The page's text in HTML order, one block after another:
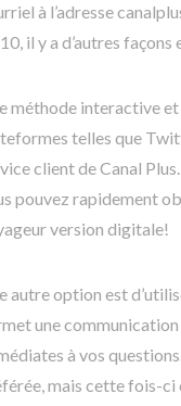
à l’adresse
il y a d’autres
méthode interactive
telles que
client de Canal
pouvez rapidement
version digitale!
autre option est
une
à vos
mais cette fois-ci